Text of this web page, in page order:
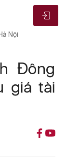
Nội
Đông
giá tài